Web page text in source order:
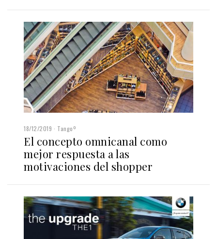
18/12/2019 Tangoº
El concepto omnicanal como
mejor respuesta a las
motivaciones del shopper